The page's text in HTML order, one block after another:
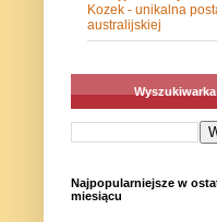
Kozek - unikalna
australijskiej
Wyszukiwarka
Najpopularniejsze w
miesiącu